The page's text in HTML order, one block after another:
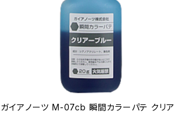
ガイアノーツ M-07cb 瞬間カラーパテ クリア